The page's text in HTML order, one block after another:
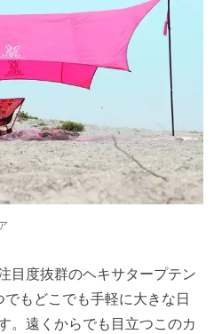
目度抜群のヘキサタープテン
もどこでも手軽に大きな日
。遠くからでも目立つこのカ